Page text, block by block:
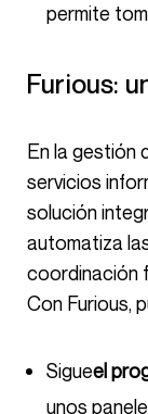
permite
Furious:
En la gestión de proyectos en empresas de
servicios
solución
automatiza
coordinación
Con Furious,
Sigueel
unos